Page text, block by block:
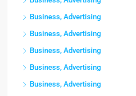
Business, Advertising
Business, Advertising
Business, Advertising
Business, Advertising
Business, Advertising